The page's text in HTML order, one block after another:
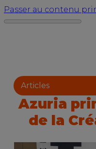
Passer au contenu
Articles
Azuria
de la